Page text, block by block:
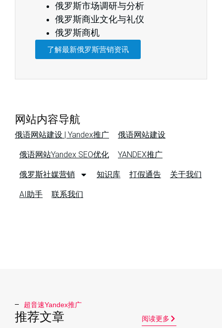
俄罗斯市场调研与分析
俄罗斯商业文化与礼仪
俄罗斯商机
了解最新俄罗斯营销资讯
网站内容导航
俄语网站建设 | Yandex推广 俄语网站建设
俄语网站Yandex SEO优化 YANDEX推广
俄罗斯社媒营销 知识库 打假通告 关于我们
AI助手 联系我们
超音速Yandex推广​
推荐文章 阅读更多